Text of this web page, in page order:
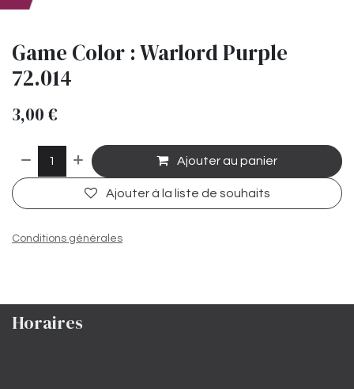
Game Color : Warlord Purple
72.014
3,00 €
Ajouter au panier
Ajouter à la liste de souhaits
Conditions générales
Horaires